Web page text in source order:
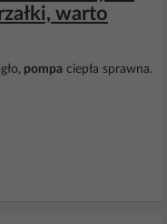
warto
pompa ciepła sprawna.